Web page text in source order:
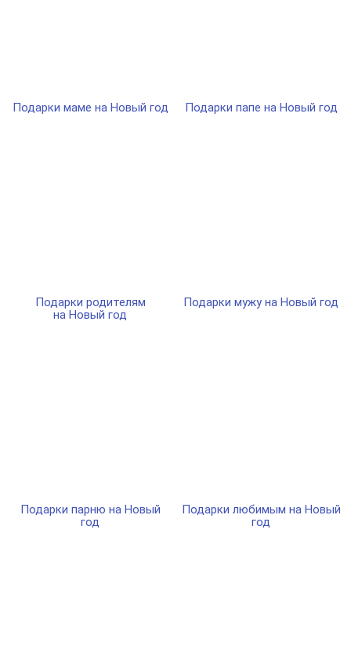
Подарки маме на Новый год Подарки папе на Новый год
Подарки родителям
на Новый год
Подарки мужу на Новый год
Подарки парню на Новый
год
Подарки любимым на Новый
год